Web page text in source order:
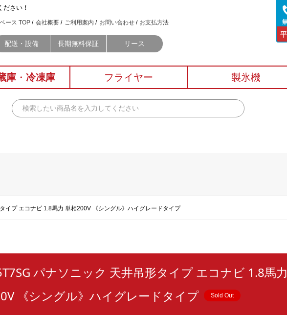
さい！
ース TOP 会社概要 ご利用案内 お問い合わせ お支払方法
配送・設備 長期無料保証 リース
庫 ・ 冷凍庫 フライヤー 製氷機
イプ エコナビ 1.8馬力 単相200V 《シングル》ハイグレードタイプ
パナソニック 天井吊形タイプ エコナビ 1.8馬力
《シングル》ハイグレードタイプ
Sold Out